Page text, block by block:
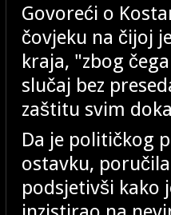
Govoreći o
čovjeku na čijoj
kraja, "zbog
slučaj bez
zaštitu svim
Da je političkog
ostavku,
podsjetivši kako